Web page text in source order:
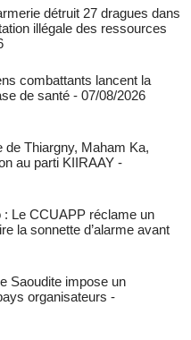
détruit 27 dragues dans
illégale des ressources
combattants lancent la
de santé - 07/08/2026
de Thiargny, Maham Ka,
au parti KIIRAAY -
: Le CCUAPP réclame un
la sonnette d’alarme avant
Saoudite impose un
organisateurs -